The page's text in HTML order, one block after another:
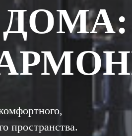
ДОМА:
пространства.